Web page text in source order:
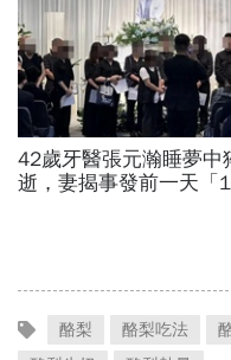
42歲牙醫張元瀚睡夢中
逝，妻揭事發前一天「
酪梨 酪梨吃法